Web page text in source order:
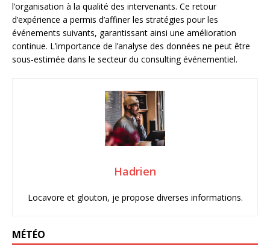
l’organisation à la qualité des intervenants. Ce retour
d’expérience a permis d’affiner les stratégies pour les
événements suivants, garantissant ainsi une amélioration
continue. L’importance de l’analyse des données ne peut être
sous-estimée dans le secteur du consulting événementiel.
Hadrien
Locavore et glouton, je propose diverses informations.
MÉTÉO